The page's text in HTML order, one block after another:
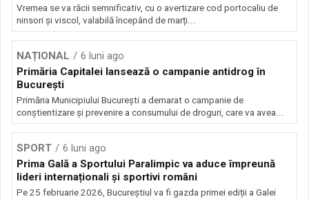
Vremea se va răcii semnificativ, cu o avertizare cod portocaliu de
ninsori și viscol, valabilă începând de marți...
NAȚIONAL
6 luni ago
Primăria Capitalei lansează o campanie antidrog în
București
Primăria Municipiului București a demarat o campanie de
conștientizare și prevenire a consumului de droguri, care va avea...
SPORT
6 luni ago
Prima Gală a Sportului Paralimpic va aduce împreună
lideri internaționali și sportivi români
Pe 25 februarie 2026, Bucureștiul va fi gazda primei ediții a Galei